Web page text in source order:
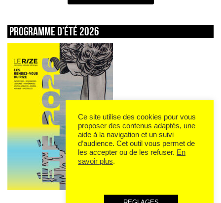
Programme d’été 2026
Ce site utilise des cookies pour vous
proposer des contenus adaptés, une
aide à la navigation et un suivi
d’audience. Cet outil vous permet de
les accepter ou de les refuser. En
savoir plus.